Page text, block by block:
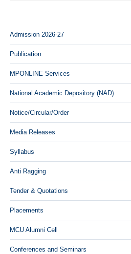
Admission 2026-27
Publication
MPONLINE Services
National Academic Depository (NAD)
Notice/Circular/Order
Media Releases
Syllabus
Anti Ragging
Tender & Quotations
Placements
MCU Alumni Cell
Conferences and Seminars